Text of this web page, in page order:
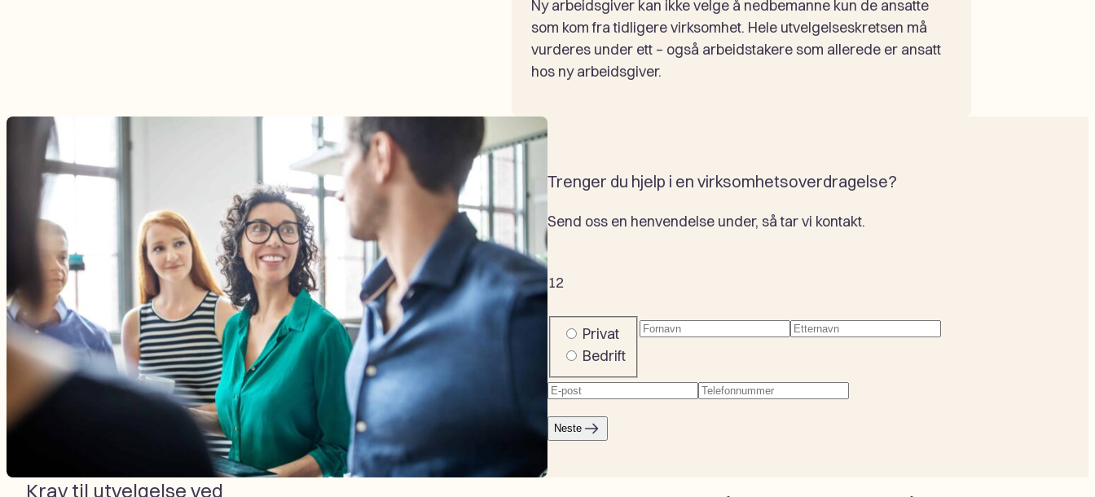
Ny arbeidsgiver kan ikke velge å nedbemanne kun de ansatte
som kom fra tidligere virksomhet. Hele utvelgelseskretsen må
vurderes under ett – også arbeidstakere som allerede er ansatt
hos ny arbeidsgiver.
Trenger du hjelp i en virksomhetsoverdragelse?
Send oss en henvendelse under, så tar vi kontakt.
12
Company
or
private
Privat
Bedrift
Fornavn(Påkrevd) Etternavn(Påkrevd)
E-
Telefonnummer(Påkrevd)
Neste
Krav til utvelgelse ved